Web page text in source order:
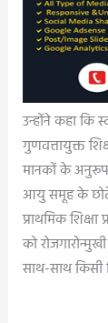
उन्होंने कहा कि
गुणवत्तायुक्त
मानकों के अनुरूप
आयु समूह के छोटे
प्राथमिक शिक्षा
को
साथ-साथ किसी